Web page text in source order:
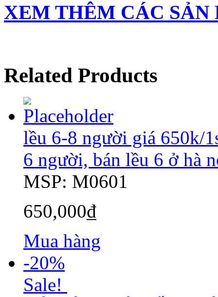
XEM THÊM CÁC
Related Products
lều 6-8 người giá 650k/
6 người, bán lều 6 ở hà
MSP: M0601
650,000₫
Mua hàng
-20%
Sale!